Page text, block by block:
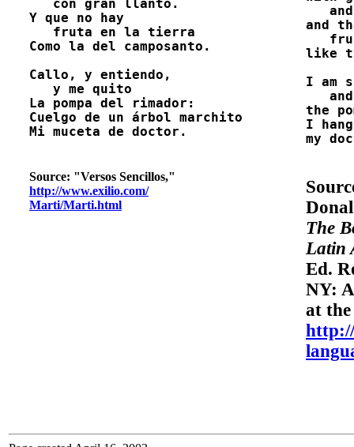
   con gran llanto.
Y que no hay
   fruta en la tierra
Como la del camposanto.
Callo, y entiendo,
   y me quito
La pompa del rimador:
Cuelgo de un árbol marchito
Mi muceta de doctor.
Source: "Versos Sencillos,"
http://www.exilio.com/
Marti/Marti.html
and
like
I am
the
I
my
The
Latin
Ed.
NY:
at